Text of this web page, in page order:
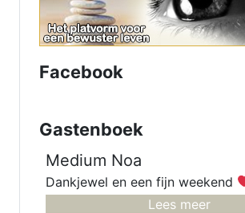
toekomst. Heb een
samen komen we er wel
Facebook
Gastenboek
Medium Noa
Dankjewel en een fijn weekend
Lees meer